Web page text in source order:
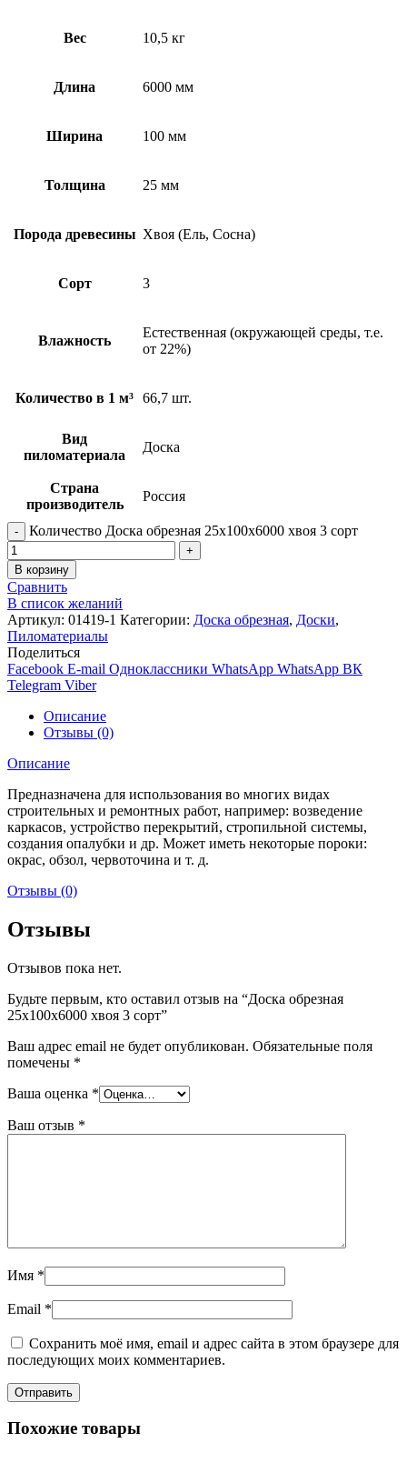
Вес 10,5 кг
Длина 6000 мм
Ширина 100 мм
Толщина 25 мм
Порода древесины Хвоя (Ель, Сосна)
Сорт 3
Влажность
Естественная (окружающей среды, т.е.
от 22%)
Количество в 1 м³ 66,7 шт.
Вид
пиломатериала
Доска
Страна
производитель
Россия
Количество Доска обрезная 25х100х6000 хвоя 3 сорт
В корзину
Сравнить
В список желаний
Артикул: 01419-1 Категории: Доска обрезная, Доски,
Пиломатериалы
Поделиться
Facebook E-mail Одноклассники WhatsApp WhatsApp ВК
Telegram Viber
Описание
Отзывы (0)
Описание
Предназначена для использования во многих видах
строительных и ремонтных работ, например: возведение
каркасов, устройство перекрытий, стропильной системы,
создания опалубки и др. Может иметь некоторые пороки:
окрас, обзол, червоточина и т. д.
Отзывы (0)
Отзывы
Отзывов пока нет.
Будьте первым, кто оставил отзыв на “Доска обрезная
25х100х6000 хвоя 3 сорт”
Ваш адрес email не будет опубликован. Обязательные поля
помечены *
Ваша оценка *
Ваш отзыв *
Имя *
Email *
Сохранить моё имя, email и адрес сайта в этом браузере для
последующих моих комментариев.
Похожие товары